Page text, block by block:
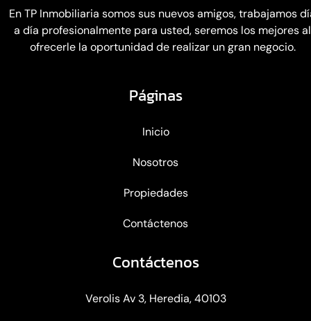
En TP Inmobiliaria somos sus nuevos amigos, trabajamos
a día profesionalmente para usted, seremos los mejores al
ofrecerle la oportunidad de realizar un gran negocio.
Páginas
Inicio
Nosotros
Propiedades
Contáctenos
Contáctenos
Verolis Av 3, Heredia, 40103